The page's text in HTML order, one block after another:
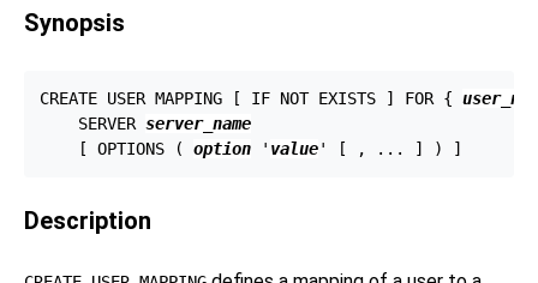
Synopsis
CREATE USER MAPPING [ IF NOT EXISTS ] FOR {
    SERVER
server_name
    [ OPTIONS (
option ' value
Description